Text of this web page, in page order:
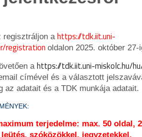
regisztráljon a https://tdk.iit.uni-
registration oldalon 2025. október 27-
a https://tdk.iit.uni-miskolc.hu/
címével és a választott
az adatait és a TDK munkája
terjedelme: max. 50 oldal,
leütés, szóközökkel, jegyzetekkel,